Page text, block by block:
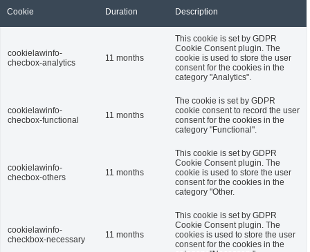
Cookie Duration Description
cookielawinfo-
checbox-analytics
11 months
This cookie is set by GDPR
Cookie Consent plugin. The
cookie is used to store the user
consent for the cookies in the
category "Analytics".
cookielawinfo-
checbox-functional
11 months
The cookie is set by GDPR
cookie consent to record the user
consent for the cookies in the
category "Functional".
cookielawinfo-
checbox-others
11 months
This cookie is set by GDPR
Cookie Consent plugin. The
cookie is used to store the user
consent for the cookies in the
category "Other.
cookielawinfo-
checkbox-necessary
11 months
This cookie is set by GDPR
Cookie Consent plugin. The
cookies is used to store the user
consent for the cookies in the